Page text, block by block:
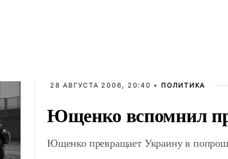
28 АВГУСТА 2006, 20:40 • ПОЛИТИКА
Ющенко вспомнил
Ющенко превращает Украину в